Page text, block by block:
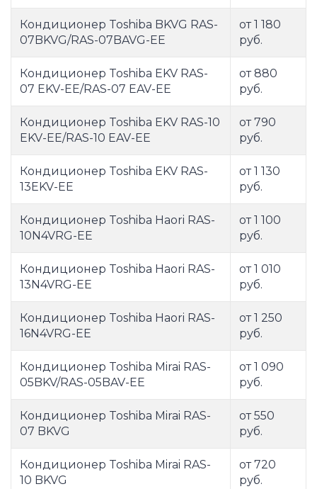
Кондиционер Toshiba BKVG RAS-
07BKVG/RAS-07BAVG-EE
от 1 180
руб.
Кондиционер Toshiba EKV RAS-
07 EKV-EE/RAS-07 EAV-EE
от 880
руб.
Кондиционер Toshiba EKV RAS-10
EKV-EE/RAS-10 EAV-EE
от 790
руб.
Кондиционер Toshiba EKV RAS-
13EKV-EE
от 1 130
руб.
Кондиционер Toshiba Haori RAS-
10N4VRG-EE
от 1 100
руб.
Кондиционер Toshiba Haori RAS-
13N4VRG-EE
от 1 010
руб.
Кондиционер Toshiba Haori RAS-
16N4VRG-EE
от 1 250
руб.
Кондиционер Toshiba Mirai RAS-
05BKV/RAS-05BAV-EE
от 1 090
руб.
Кондиционер Toshiba Mirai RAS-
07 BKVG
от 550
руб.
Кондиционер Toshiba Mirai RAS-
10 BKVG
от 720
руб.